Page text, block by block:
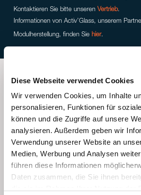
Diese Webseite verwendet Cookies
Wir verwenden Cookies, um Inhalte
personalisieren, Funktionen für
können und die Zugriffe auf unsere
analysieren. Außerdem geben wir
Verwendung unserer Website an
Medien, Werbung und Analysen
führen diese Informationen
Daten zusammen, die Sie ihnen
Kontaktieren Sie bitte unseren Vertrieb.
Informationen von Activ’Glass, unserem
Modulherstellung, finden Sie hier.
Downloads Solface
Wichtige
Dokumente:
Infoflyer
Merkblätter: